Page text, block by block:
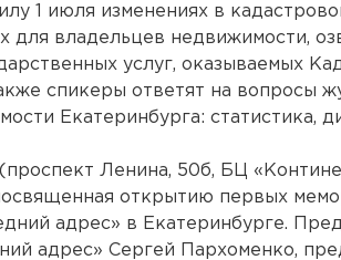
1 июля изменениях в
для владельцев недвижимости,
услуг, оказываемых
спикеры ответят на вопросы
Екатеринбурга: статистика,
Ленина, 50б, БЦ
открытию первых
адрес» в Екатеринбурге.
адрес» Сергей Пархоменко,